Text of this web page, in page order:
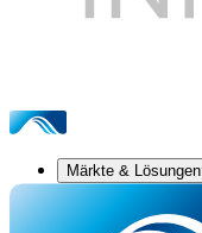
Märkte & Lösungen